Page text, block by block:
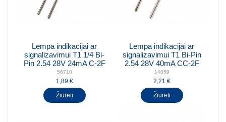
Lempa indikacijai ar
signalizavimui T1 1/4 Bi-
Pin 2.54 28V 24mA C-2F
56710
1,89 €
Žiūrėti
Lempa indikacijai ar
signalizavimui T1 Bi-Pin
2.54 28V 40mA CC-2F
14059
2,21 €
Žiūrėti